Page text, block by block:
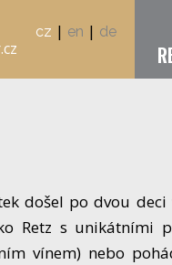
cz | en | de
došel po dvou deci
Retz s unikátními
vínem) nebo